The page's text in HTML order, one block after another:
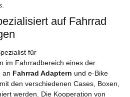
auf Fahrrad
für
im Fahrradbereich eines der
an Fahrrad Adaptern und e-Bike
den verschiedenen Cases, Boxen,
werden. Die Kooperation von